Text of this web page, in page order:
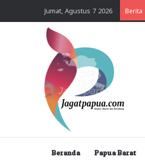
Jumat, Agustus 7 2026 Berita
Beranda Papua Barat